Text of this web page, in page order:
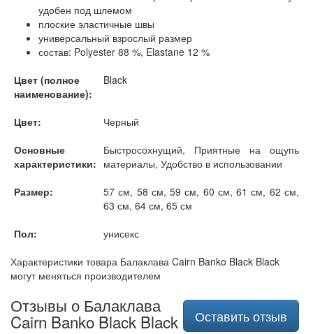
удобен под шлемом
плоские эластичные швы
универсальный взрослый размер
состав: Polyester 88 %, Elastane 12 %
Цвет (полное
наименование):
Black
Цвет:
Черный
Основные
характеристики:
Быстросохнущий, Приятные на ощупь
материалы, Удобство в использовании
Размер:
57 см, 58 см, 59 см, 60 см, 61 см, 62 см,
63 см, 64 см, 65 см
Пол:
унисекс
Характеристики товара Балаклава Cairn Banko Black Black
могут меняться производителем
Оставить отзыв
Отзывы о Балаклава
Cairn Banko Black Black